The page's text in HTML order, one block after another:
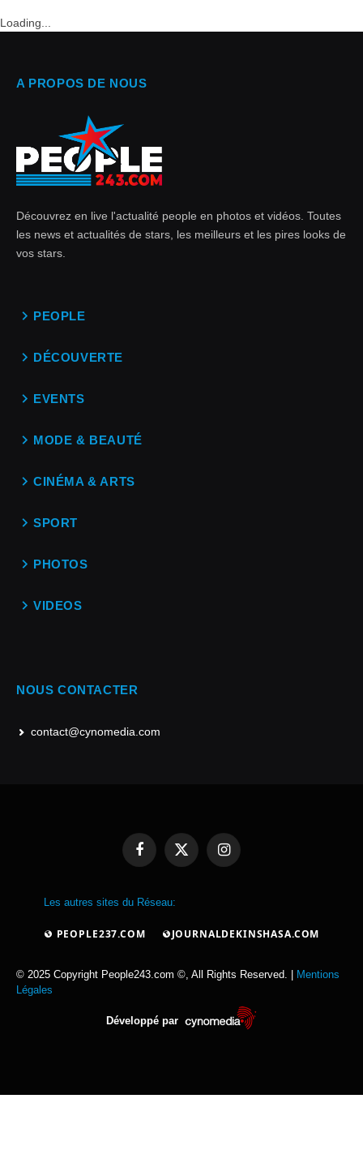
Loading...
A PROPOS DE NOUS
Découvrez en live l'actualité people en photos et vidéos. Toutes
les news et actualités de stars, les meilleurs et les pires looks de
vos stars.
PEOPLE
DÉCOUVERTE
EVENTS
MODE & BEAUTÉ
CINÉMA & ARTS
SPORT
PHOTOS
VIDEOS
NOUS CONTACTER
contact@cynomedia.com
FacebookX
Instagram
Les autres sites du Réseau:
PEOPLE237.COM JOURNALDEKINSHASA.COM
© 2025 Copyright People243.com ©, All Rights Reserved. |
Mentions
Légales
Développé par